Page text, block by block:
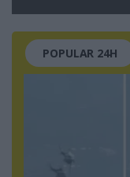
POPULAR 24H